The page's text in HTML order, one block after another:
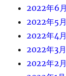
2022年6月
2022年5月
2022年4月
2022年3月
2022年2月